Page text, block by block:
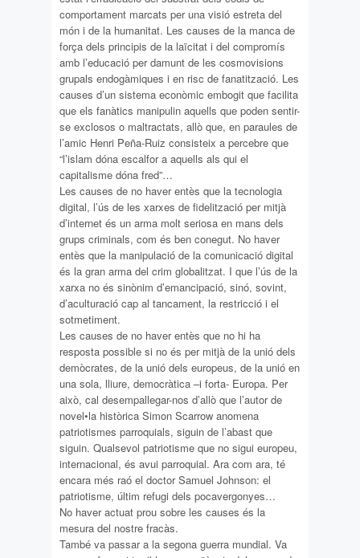
comportament marcats per una visió estreta del
món i de la humanitat. Les causes de la manca de
força dels principis de la laïcitat i del compromís
amb l’educació per damunt de les cosmovisions
grupals endogàmiques i en risc de fanatització. Les
causes d’un sistema econòmic embogit que facilita
que els fanàtics manipulin aquells que poden sentir-
se exclosos o maltractats, allò que, en paraules de
l’amic Henri Peña-Ruiz consisteix a percebre que
“l’islam dóna escalfor a aquells als qui el
capitalisme dóna fred”…
Les causes de no haver entès que la tecnologia
digital, l’ús de les xarxes de fidelització per mitjà
d’internet és un arma molt seriosa en mans dels
grups criminals, com és ben conegut. No haver
entès que la manipulació de la comunicació digital
és la gran arma del crim globalitzat. I que l’ús de la
xarxa no és sinònim d’emancipació, sinó, sovint,
d’aculturació cap al tancament, la restricció i el
sotmetiment.
Les causes de no haver entès que no hi ha
resposta possible si no és per mitjà de la unió dels
demòcrates, de la unió dels europeus, de la unió en
una sola, lliure, democràtica –i forta- Europa. Per
això, cal desempallegar-nos d’allò que l’autor de
novel•la històrica Simon Scarrow anomena
patriotismes parroquials, siguin de l’abast que
siguin. Qualsevol patriotisme que no sigui europeu,
internacional, és avui parroquial. Ara com ara, té
encara més raó el doctor Samuel Johnson: el
patriotisme, últim refugi dels pocavergonyes…
No haver actuat prou sobre les causes és la
mesura del nostre fracàs.
També va passar a la segona guerra mundial. Va